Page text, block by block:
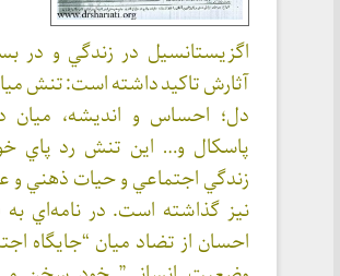
اگزيستانسيل در زندگي و در
آثارش تاكيد داشته است: تنش
دل؛ احساس و انديشه، ميان
پاسكال و… اين تنش رد پاي
زندگي اجتماعي و حيات ذهني و
نيز گذاشته است. در نامه‌اي
احسان از تضاد ميان “جايگاه